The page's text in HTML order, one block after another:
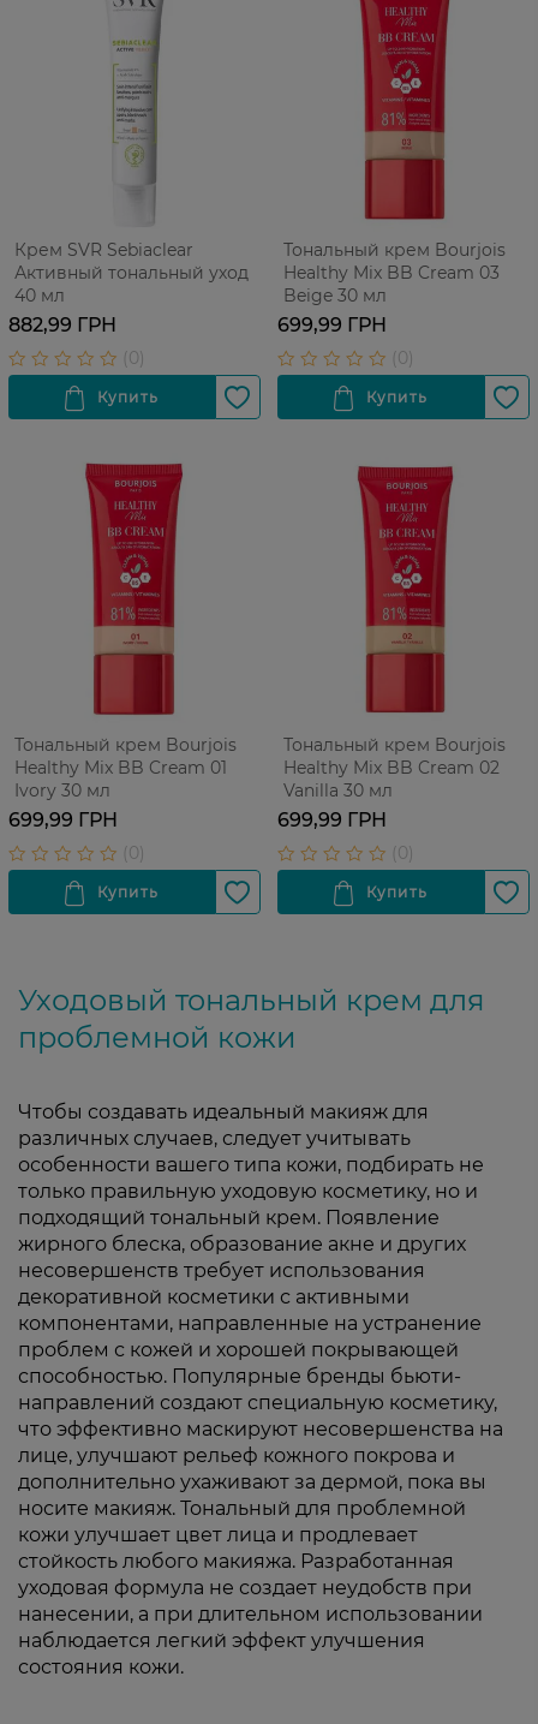
Крем SVR Sebiaclear
Активный тональный уход
40 мл
882,99 ГРН
Тональный крем Bourjois
Healthy Mix BB Cream 03
Beige 30 мл
699,99 ГРН
Тональный крем Bourjois
Healthy Mix BB Cream 01
Ivory 30 мл
699,99 ГРН
Тональный крем Bourjois
Healthy Mix BB Cream 02
Vanilla 30 мл
699,99 ГРН
Уходовый тональный крем для
проблемной кожи
Чтобы создавать идеальный макияж для
различных случаев, следует учитывать
особенности вашего типа кожи, подбирать не
только правильную уходовую косметику, но и
подходящий тональный крем. Появление
жирного блеска, образование акне и других
несовершенств требует использования
декоративной косметики с активными
компонентами, направленные на устранение
проблем с кожей и хорошей покрывающей
способностью. Популярные бренды бьюти-
направлений создают специальную косметику,
что эффективно маскируют несовершенства на
лице, улучшают рельеф кожного покрова и
дополнительно ухаживают за дермой, пока вы
носите макияж. Тональный для проблемной
кожи улучшает цвет лица и продлевает
стойкость любого макияжа. Разработанная
уходовая формула не создает неудобств при
нанесении, а при длительном использовании
наблюдается легкий эффект улучшения
состояния кожи.